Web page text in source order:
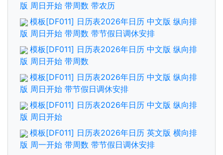
版 周日开始 带周数 带农历
模板[DF011] 日历表2026年日历 中文版 纵向排
版 周日开始 带周数 带节假日调休安排
模板[DF011] 日历表2026年日历 中文版 纵向排
版 周日开始 带周数
模板[DF011] 日历表2026年日历 中文版 纵向排
版 周日开始 带节假日调休安排
模板[DF011] 日历表2026年日历 中文版 纵向排
版 周日开始
模板[DF011] 日历表2026年日历 英文版 横向排
版 周一开始 带周数 带节假日调休安排